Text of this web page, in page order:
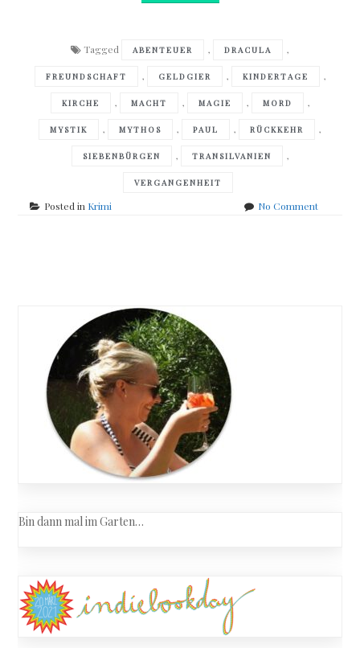
Tagged ABENTEUER , DRACULA ,
FREUNDSCHAFT , GELDGIER , KINDERTAGE ,
KIRCHE , MACHT , MAGIE , MORD ,
MYSTIK , MYTHOS , PAUL , RÜCKKEHR ,
SIEBENBÜRGEN , TRANSILVANIEN ,
VERGANGENHEIT
Posted in Krimi No Commenton
navigation
Bin dann mal im Garten…